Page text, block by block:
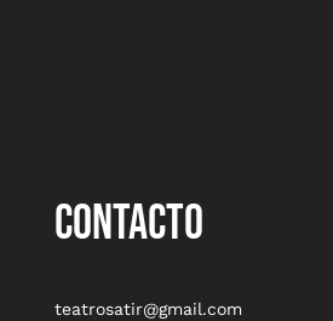
CONTACTO
teatrosatir@gmail.com